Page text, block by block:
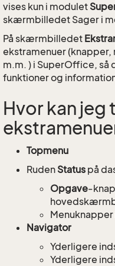
vises kun i modulet
skærmbilledet Sager i
På skærmbilledet
ekstramenuer (knapper,
m.m. ) i SuperOffice, så
funktioner og
Hvor kan jeg
Topmenu
Ruden Status på
Opgave-
Navigator
Yderligere
Yderligere